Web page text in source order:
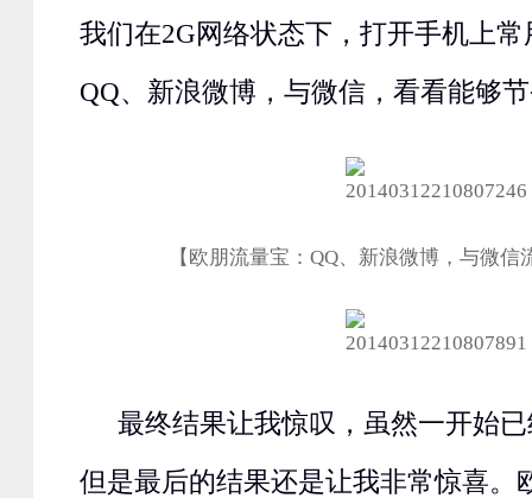
我们在2G网络状态下，打开手机上
QQ、新浪微博，与微信，看看能够
【欧朋流量宝：QQ、新浪微博，与微信
最终结果让我惊叹，虽然一开始
但是最后的结果还是让我非常惊喜。